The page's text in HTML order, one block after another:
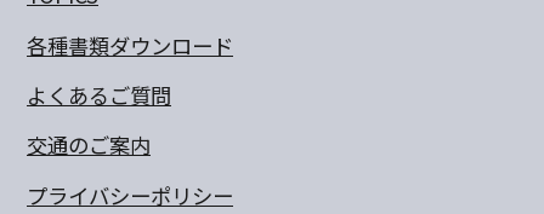
各種書類ダウンロード
よくあるご質問
交通のご案内
プライバシーポリシー